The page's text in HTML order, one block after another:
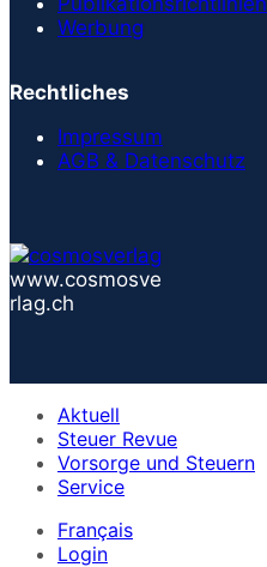
Werbung
Rechtliches
Impressum
AGB & Datenschutz
www.cosmosve
rlag.ch
Aktuell
Steuer Revue
Vorsorge und Steuern
Service
Français
Login